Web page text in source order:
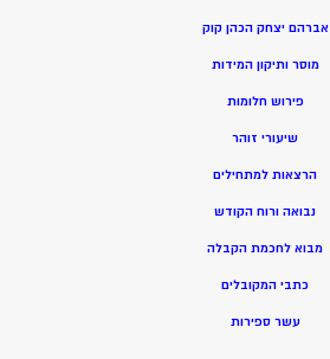
אברהם יצחק הכהן קוק
מוסר ותיקון המידות
פירוש חלומות
שיעורי זוהר
הרצאות למתחילים
נבואה ורוח הקודש
מבוא לחכמת הקבלה
כתבי המקובלים
עשר ספירות